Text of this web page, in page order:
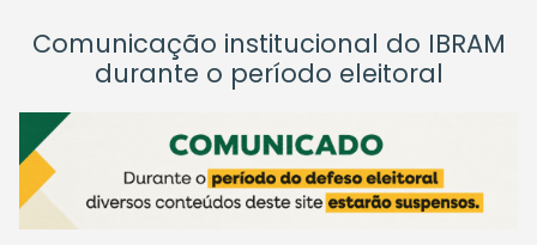
Comunicação institucional do IBRAM
durante o período eleitoral